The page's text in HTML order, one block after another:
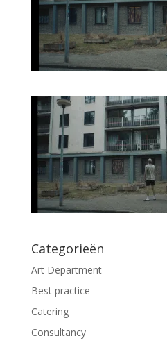
Categorieën
Art Department
Best practice
Catering
Consultancy